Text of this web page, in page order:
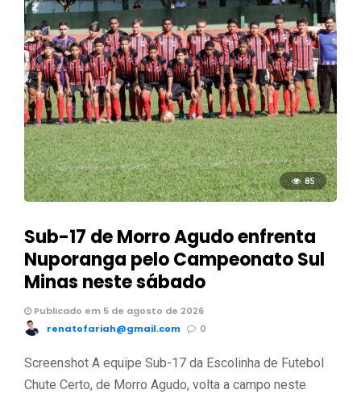
85
Sub-17 de Morro Agudo enfrenta
Nuporanga pelo Campeonato Sul
Minas neste sábado
Publicado em 5 de agosto de 2026
renatofariah@gmail.com
0
Screenshot A equipe Sub-17 da Escolinha de Futebol
Chute Certo, de Morro Agudo, volta a campo neste